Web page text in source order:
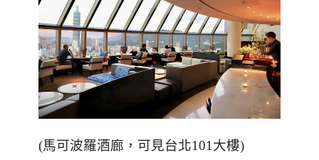
(馬可波羅酒廊，可見台北101大樓)